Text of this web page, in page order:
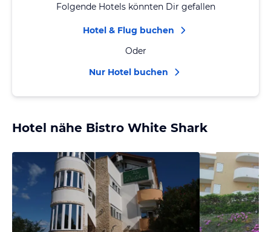
Folgende Hotels könnten Dir gefallen
Hotel & Flug buchen
Oder
Nur Hotel buchen
Hotel nähe Bistro White Shark